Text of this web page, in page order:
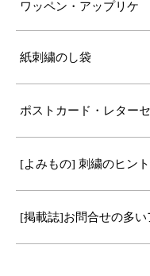
ワッペン・アップリケ
紙刺繍のし袋
ポストカード・レター
[よみもの] 刺繍のヒン
[掲載誌]お問合せの多い